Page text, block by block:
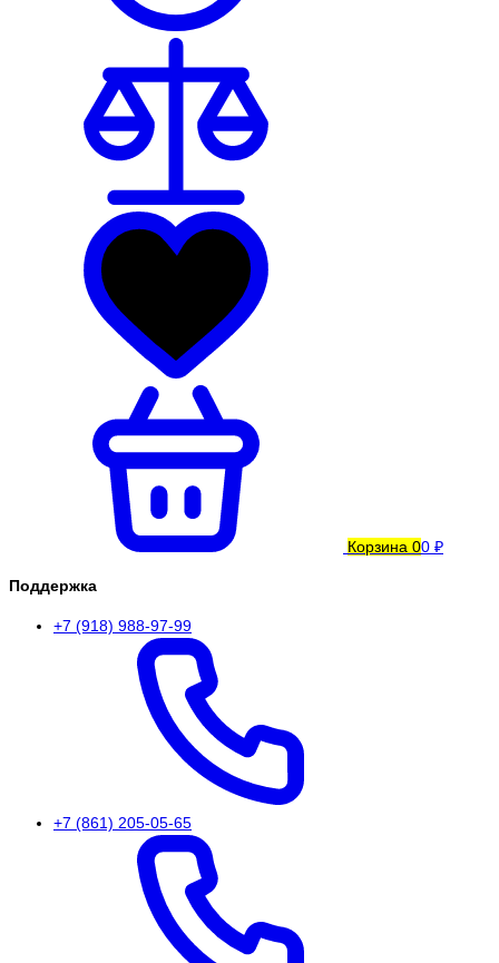
Корзина 00 ₽
Поддержка
+7 (918) 988-97-99
+7 (861) 205-05-65